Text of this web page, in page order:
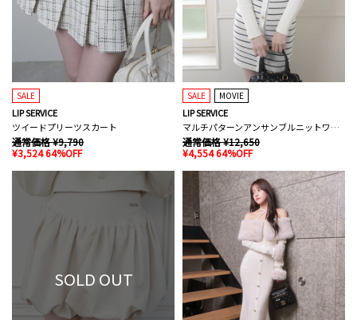
SALE
LIP SERVICE
ツイードプリーツスカート
通常価格 ¥9,790
¥3,524 64%OFF
SALE MOVIE
LIP SERVICE
マルチパターンアンサンブルニットワンピース
通常価格 ¥12,650
¥4,554 64%OFF
SOLD OUT